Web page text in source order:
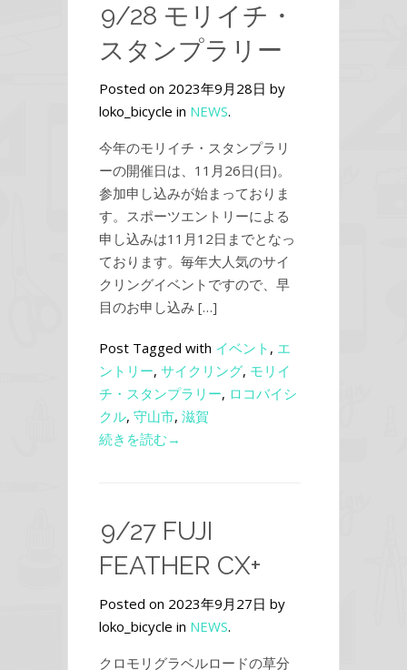
9/28 モリイチ・
スタンプラリー
Posted on 2023年9月28日 by
loko_bicycle in NEWS.
今年のモリイチ・スタンプラリ
ーの開催日は、11月26日(日)。
参加申し込みが始まっておりま
す。スポーツエントリーによる
申し込みは11月12日までとなっ
ております。毎年大人気のサイ
クリングイベントですので、早
目のお申し込み […]
Post Tagged with イベント , エ
ントリー, サイクリング, モリイ
チ・スタンプラリー, ロコバイシ
クル, 守山市, 滋賀
続きを読む→
9/27 FUJI
FEATHER CX+
Posted on 2023年9月27日 by
loko_bicycle in NEWS.
クロモリグラベルロードの草分